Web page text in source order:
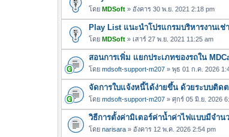
โดย MDSoft » อังคาร 30 พ.ย. 2021 2:18 pm
Play List แนะนำโปรแกรมบริหารงานเช่า
โดย MDSoft » เสาร์ 27 พ.ย. 2021 11:25 am
สอนการเพิ่ม แยกประเภทของรถใน
โดย mdsoft-support-m207 » พุธ 01 ก.ค. 2026
จัดการใบแจ้งหนี้ได้ง่ายขึ้น ด้วยระบบติดต
โดย mdsoft-support-m207 » ศุกร์ 05 มิ.ย. 2026
วิธีการตั้งค่ามิเตอร์ค่าน้ำค่าไฟแบบมีจำน
โดย narisara » อังคาร 12 พ.ค. 2026 2:54 pm